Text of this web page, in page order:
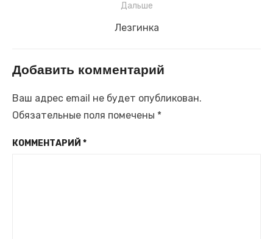
Дальше
Следующая
Лезгинка
Добавить комментарий
Ваш адрес email не будет опубликован.
Обязательные поля помечены *
КОММЕНТАРИЙ *